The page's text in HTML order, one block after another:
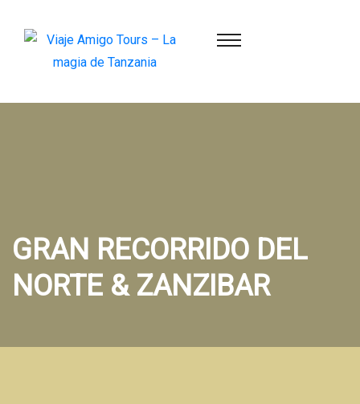
GRAN RECORRIDO DEL
NORTE & ZANZIBAR